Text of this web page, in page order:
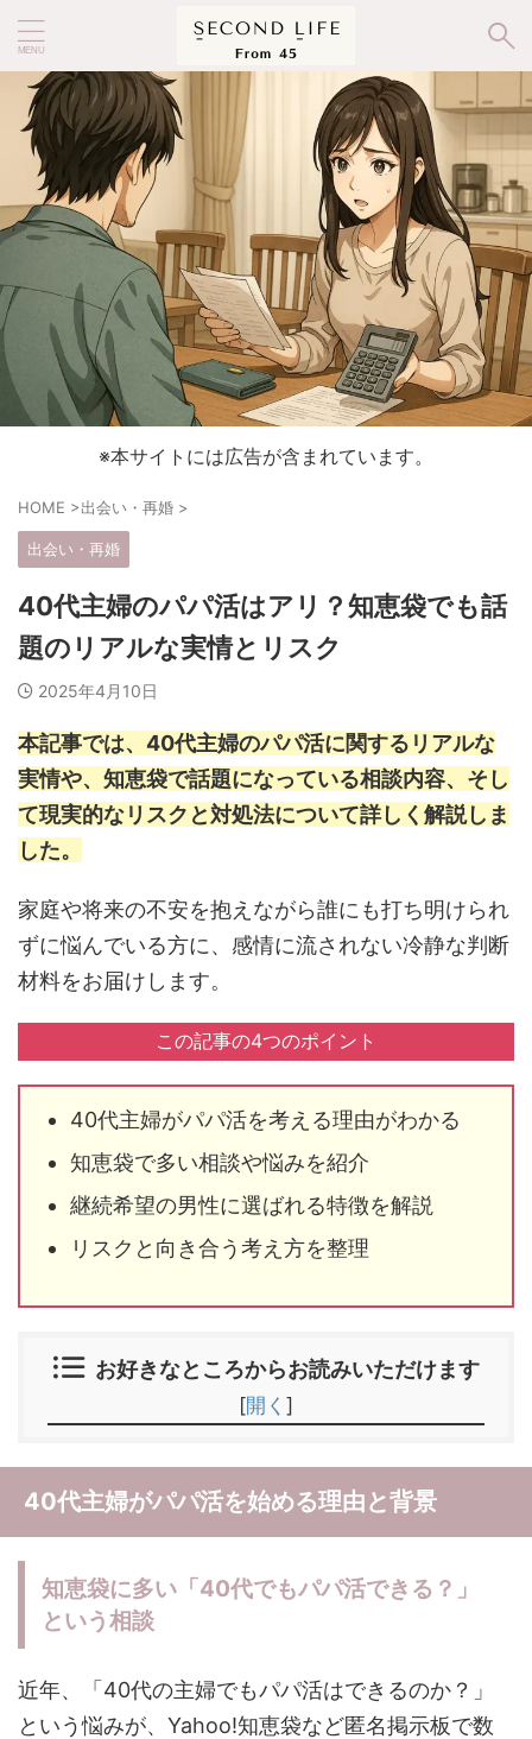
※本サイトには広告が含まれています。
HOME >出会い・再婚 >
出会い・再婚
40代主婦のパパ活はアリ？知恵袋でも話
題のリアルな実情とリスク
2025年4月10日
本記事では、40代主婦のパパ活に関するリアルな
実情や、知恵袋で話題になっている相談内容、そし
て現実的なリスクと対処法について詳しく解説しま
した。
家庭や将来の不安を抱えながら誰にも打ち明けられ
ずに悩んでいる方に、感情に流されない冷静な判断
材料をお届けします。
この記事の4つのポイント
40代主婦がパパ活を考える理由がわかる
知恵袋で多い相談や悩みを紹介
継続希望の男性に選ばれる特徴を解説
リスクと向き合う考え方を整理
お好きなところからお読みいただけます
[開く ]
40代主婦がパパ活を始める理由と背景
知恵袋に多い「40代でもパパ活できる？」
という相談
近年、「40代の主婦でもパパ活はできるのか？」
という悩みが、Yahoo!知恵袋など匿名掲示板で数